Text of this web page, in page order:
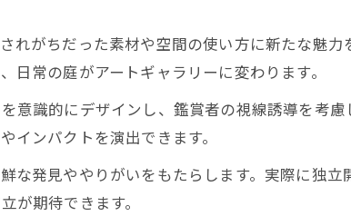
高収入につなげる造園とアートの戦略
造園の一人親方が年収を伸ばす方法紹介
アート融合造園で年収アップした成功事例
一人親方の造園における差別化事例集
造園で一人親方が成功する差別化戦略
アート融合型造園の実際の成功事例紹介
れがちだった素材や空間の使い方に新たな魅
常の庭がアートギャラリーに変わります。
意識的にデザインし、鑑賞者の視線誘導を考
インパクトを演出できます。
な発見ややりがいをもたらします。実際に独
が期待できます。